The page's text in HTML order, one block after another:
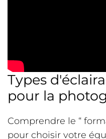
Types
pour la
Comprendre le “
pour choisir votre